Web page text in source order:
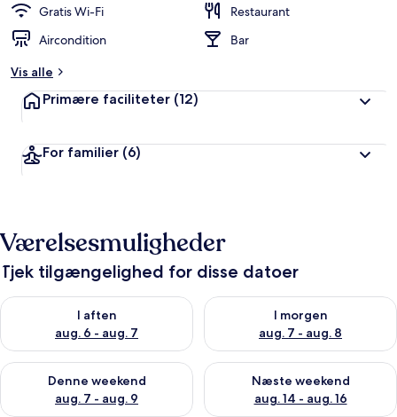
Gratis Wi-Fi
Restaurant
Aircondition
Bar
Vis alle
Primære faciliteter (12)
For familier (6)
Værelsesmuligheder
Tjek tilgængelighed for disse datoer
I aften
aug. 6 - aug. 7
Tjek tilgængelighed for i aften aug. 6 - aug. 7
I morgen
aug. 7 - aug. 8
Tjek tilgængelighed for i
Denne weekend
aug. 7 - aug. 9
Tjek tilgængelighed for denne weekend aug. 7 - aug. 9
Næste weekend
aug. 14 - aug. 16
Tjek tilgængelighed for næste